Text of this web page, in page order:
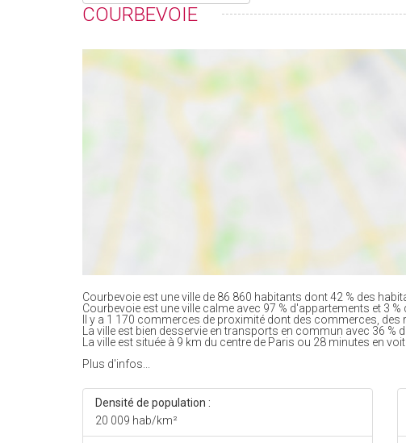
COURBEVOIE
Courbevoie est une ville de 86 860 habitants dont 42 % des
Courbevoie est une ville calme avec 97 % d'appartements et 3
Il y a 1 170 commerces de proximité dont des commerces,
La ville est bien desservie en transports en commun avec 36 %
La ville est située à 9 km du centre de Paris ou 28 minutes en
Plus d'infos...
Densité de population :
20 009 hab/km²